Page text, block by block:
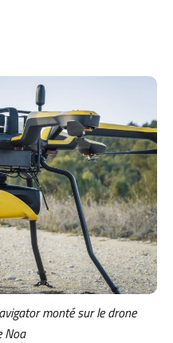
monté sur le drone
Noa